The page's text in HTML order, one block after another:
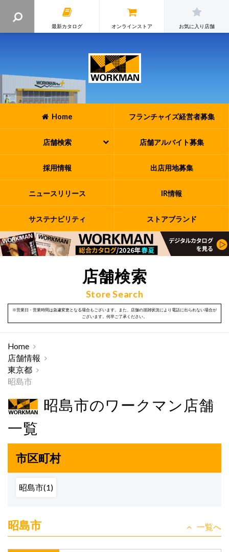
最新カタログ オンラインストア お気に入り店舗
Home フランチャイズ経営者募集
店舗検索 店舗アルバイト募集
採用情報 出店用地募集
ニュースリリース IR情報
サステナビリティ ストアブランド
店舗検索
Store Search
※営業日・営業時間は急遽変更となる場合もございます。また、店舗の混雑状況により電話に出られない場合が
ございます。何卒ご了承ください。
Home
店舗情報
東京都
昭島市
昭島市のワークマン店舗
一覧
市区町村
昭島市(1)
昭島市 一覧へ